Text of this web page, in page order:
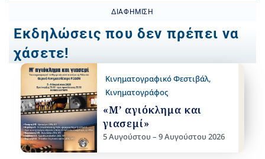
ΔΙΑΦΉΜΙΣΗ
Εκδηλώσεις που δεν πρέπει να
χάσετε!
Κινηματογραφικό Φεστιβάλ,
Κινηματογράφος
«Μ’ αγιόκλημα και
γιασεμί»
5 Αυγούστου – 9 Αυγούστου 2026